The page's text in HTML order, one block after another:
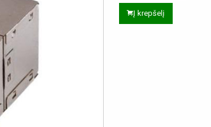
Į krepšelį